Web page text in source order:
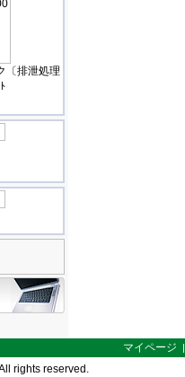
〔排泄処理
マイページ
rights reserved.